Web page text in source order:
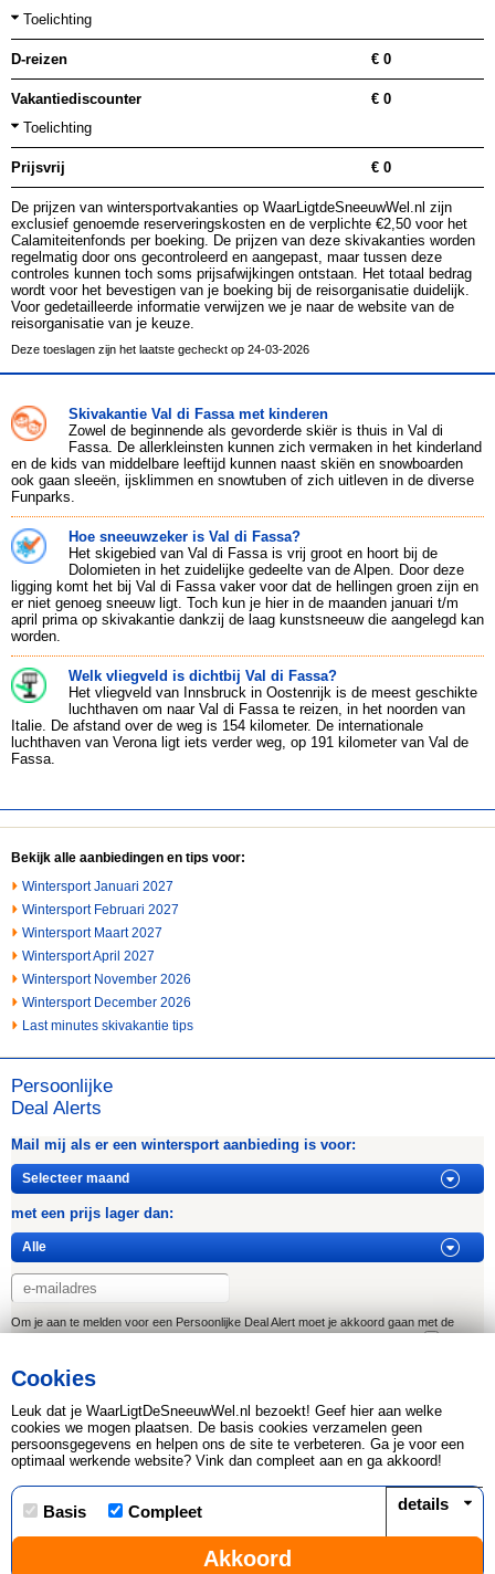
Bekijk alle aanbiedingen en tips voor:
Wintersport Januari 2027
Wintersport Februari 2027
Wintersport Maart 2027
Wintersport April 2027
Wintersport November 2026
Wintersport December 2026
Last minutes skivakantie tips
Persoonlijke
Deal Alerts
Mail mij als er een wintersport aanbieding is voor:
met een prijs lager dan:
Om je aan te melden voor een Persoonlijke Deal Alert moet je akkoord gaan met de
Afmelden
Skivakantie Val di Fassa met kinderen
Zowel de beginnende als gevorderde skiër is thuis in Val di
Fassa. De allerkleinsten kunnen zich vermaken in het kinderland
en de kids van middelbare leeftijd kunnen naast skiën en snowboarden
ook gaan sleeën, ijsklimmen en snowtuben of zich uitleven in de diverse
Funparks.
Hoe sneeuwzeker is Val di Fassa?
Het skigebied van Val di Fassa is vrij groot en hoort bij de
Dolomieten in het zuidelijke gedeelte van de Alpen. Door deze
ligging komt het bij Val di Fassa vaker voor dat de hellingen groen zijn en
er niet genoeg sneeuw ligt. Toch kun je hier in de maanden januari t/m
april prima op skivakantie dankzij de laag kunstsneeuw die aangelegd kan
worden.
Welk vliegveld is dichtbij Val di Fassa?
Het vliegveld van Innsbruck in Oostenrijk is de meest geschikte
luchthaven om naar Val di Fassa te reizen, in het noorden van
Italie. De afstand over de weg is 154 kilometer. De internationale
luchthaven van Verona ligt iets verder weg, op 191 kilometer van Val de
Fassa.
Toelichting
D-reizen € 0
Vakantiediscounter
€ 0
Toelichting
Prijsvrij € 0
De prijzen van wintersportvakanties op WaarLigtdeSneeuwWel.nl zijn
exclusief genoemde reserveringskosten en de verplichte €2,50 voor het
Calamiteitenfonds per boeking. De prijzen van deze skivakanties worden
regelmatig door ons gecontroleerd en aangepast, maar tussen deze
controles kunnen toch soms prijsafwijkingen ontstaan. Het totaal bedrag
wordt voor het bevestigen van je boeking bij de reisorganisatie duidelijk.
Voor gedetailleerde informatie verwijzen we je naar de website van de
reisorganisatie van je keuze.
Deze toeslagen zijn het laatste gecheckt op 24-03-2026
Alle bestemmingen
Cookies
Leuk dat je WaarLigtDeSneeuwWel.nl bezoekt! Geef hier aan welke
cookies we mogen plaatsen. De basis cookies verzamelen geen
persoonsgegevens en helpen ons de site te verbeteren. Ga je voor een
optimaal werkende website? Vink dan compleet aan en ga akkoord!
Basis Compleet details
Akkoord